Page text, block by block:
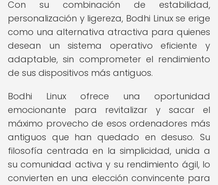
Con su combinación de estabilidad,
personalización y ligereza, Bodhi Linux se erige
como una alternativa atractiva para quienes
desean un sistema operativo eficiente y
adaptable, sin comprometer el rendimiento
de sus dispositivos más antiguos.
Bodhi Linux ofrece una oportunidad
emocionante para revitalizar y sacar el
máximo provecho de esos ordenadores más
antiguos que han quedado en desuso. Su
filosofía centrada en la simplicidad, unida a
su comunidad activa y su rendimiento ágil, lo
convierten en una elección convincente para